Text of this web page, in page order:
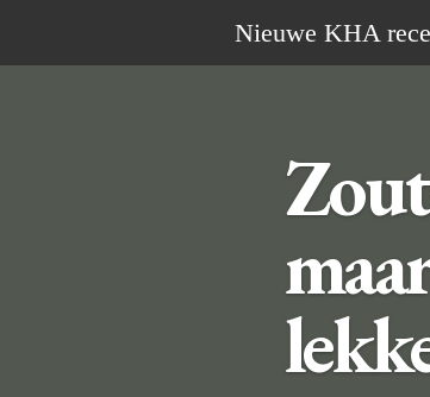
direct
Nieuwe KHA